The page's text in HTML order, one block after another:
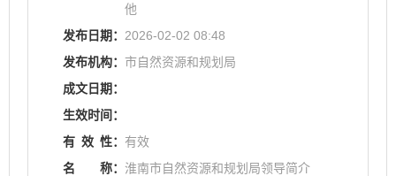
他
发布日期： 2026-02-02 08:48
发布机构： 市自然资源和规划局
成文日期：
生效时间：
有 效 性： 有效
名
称： 淮南市自然资源和规划局领导简介